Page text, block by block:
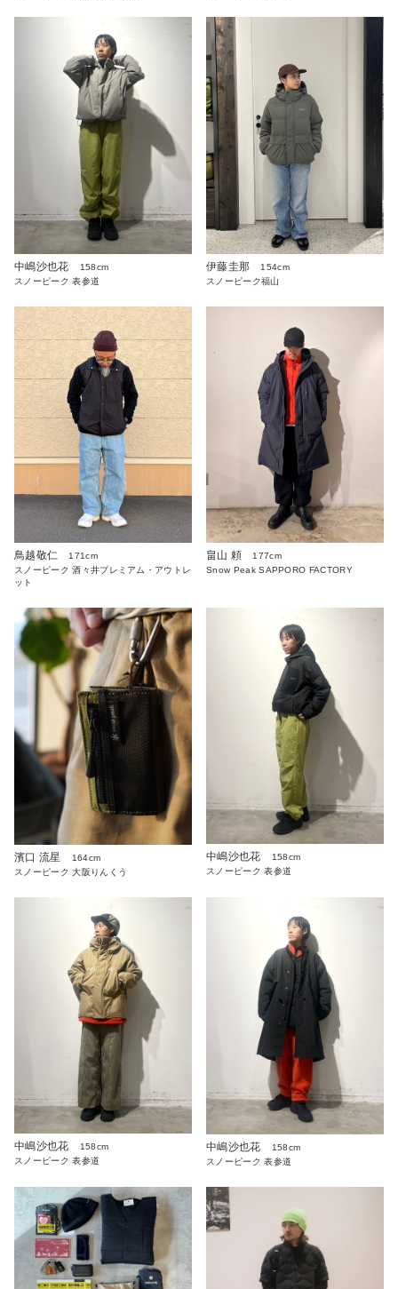
中嶋沙也花
158cm
スノーピーク 表参道
伊藤圭那
154cm
スノーピーク福山
鳥越敬仁
171cm
スノーピーク 酒々井プレミアム・アウトレ
ット
畠山 頼
177cm
Snow Peak SAPPORO FACTORY
濱口 流星
164cm
スノーピーク 大阪りんくう
中嶋沙也花
158cm
スノーピーク 表参道
中嶋沙也花
158cm
スノーピーク 表参道
中嶋沙也花
158cm
スノーピーク 表参道